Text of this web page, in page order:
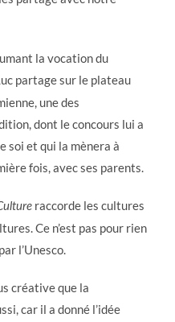
la vocation du
partage sur le plateau
une des
dont le concours lui a
soi et qui la mènera à
fois, avec ses parents.
raccorde les cultures
Ce n’est pas pour rien
l’Unesco.
créative que la
car il a donné l’idée